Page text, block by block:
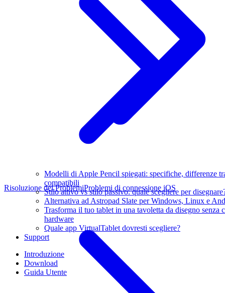
Modelli di Apple Pencil spiegati: specifiche, differenze
compatibili
Stilo attivo vs stilo passivo: quale scegliere per
Alternativa ad Astropad Slate per Windows, Linux e
Trasforma il tuo tablet in una tavoletta da disegno senza
hardware
Quale app VirtualTablet dovresti scegliere?
Support
Introduzione
Download
Guida Utente
Risoluzione dei ProblemiProblemi di connessione iOS